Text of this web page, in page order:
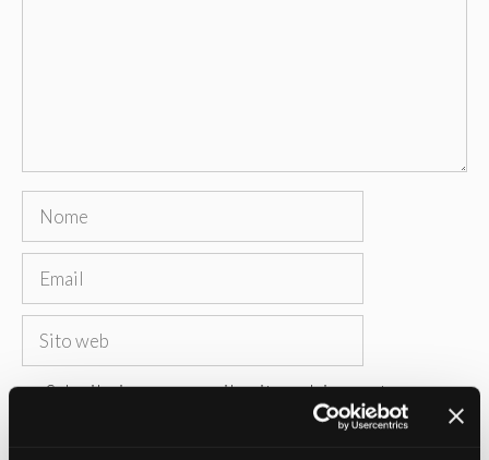
Nome
Email
Sito
Salva il mio nome, email e sito web in questo
browser per la prossima volta che commento.